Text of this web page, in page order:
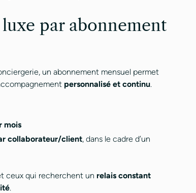
par abonnement
un abonnement mensuel permet
personnalisé et continu.
mois
collaborateur/client, dans le cadre d’un
ceux qui recherchent un relais constant
.